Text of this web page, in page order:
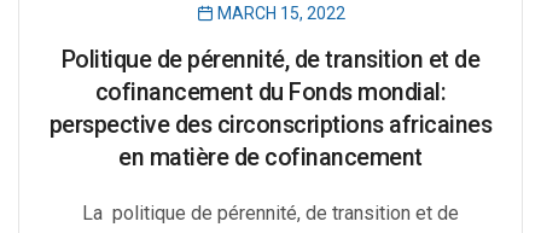
MARCH 15, 2022
Politique de pérennité, de transition et de
cofinancement du Fonds mondial:
perspective des circonscriptions africaines
en matière de cofinancement
La politique de pérennité, de transition et de